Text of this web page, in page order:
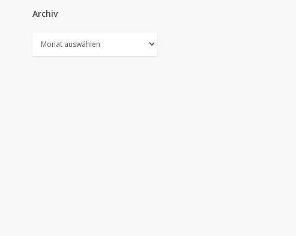
Archiv
Archiv